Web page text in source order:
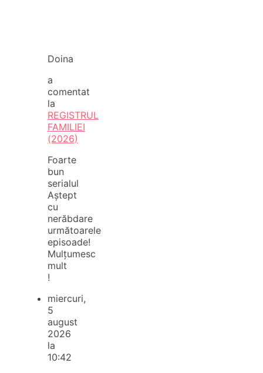
Doina
a
comentat
la
REGISTRUL
FAMILIEI
(2026)
Foarte
bun
serialul
Aștept
cu
nerăbdare
următoarele
episoade!
Mulțumesc
mult
!
miercuri,
5
august
2026
la
10:42